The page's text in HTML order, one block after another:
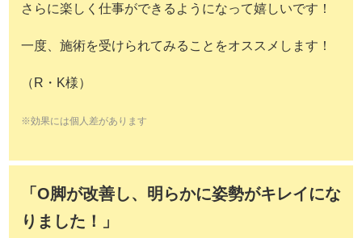
さらに楽しく仕事ができるようになって嬉しいです！
一度、施術を受けられてみることをオススメします！
（R・K様）
※効果には個人差があります
「O脚が改善し、明らかに姿勢がキレイにな
りました！」